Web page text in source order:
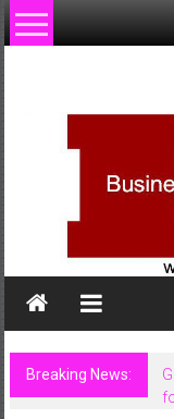
Skip
to
Breaking News: